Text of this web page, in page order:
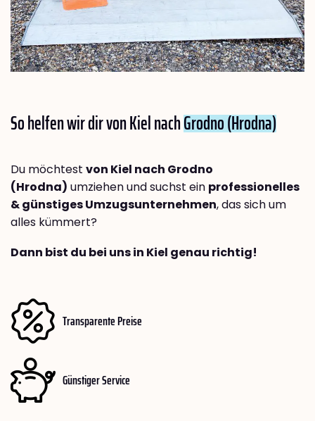
So helfen wir dir von Kiel nachGrodno (Hrodna)
Du möchtest von Kiel nach Grodno
(Hrodna) umziehen und suchst ein professionelles
& günstiges Umzugsunternehmen, das sich um
alles kümmert?
Dann bist du bei uns in Kiel genau richtig!
Transparente Preise
Günstiger Service